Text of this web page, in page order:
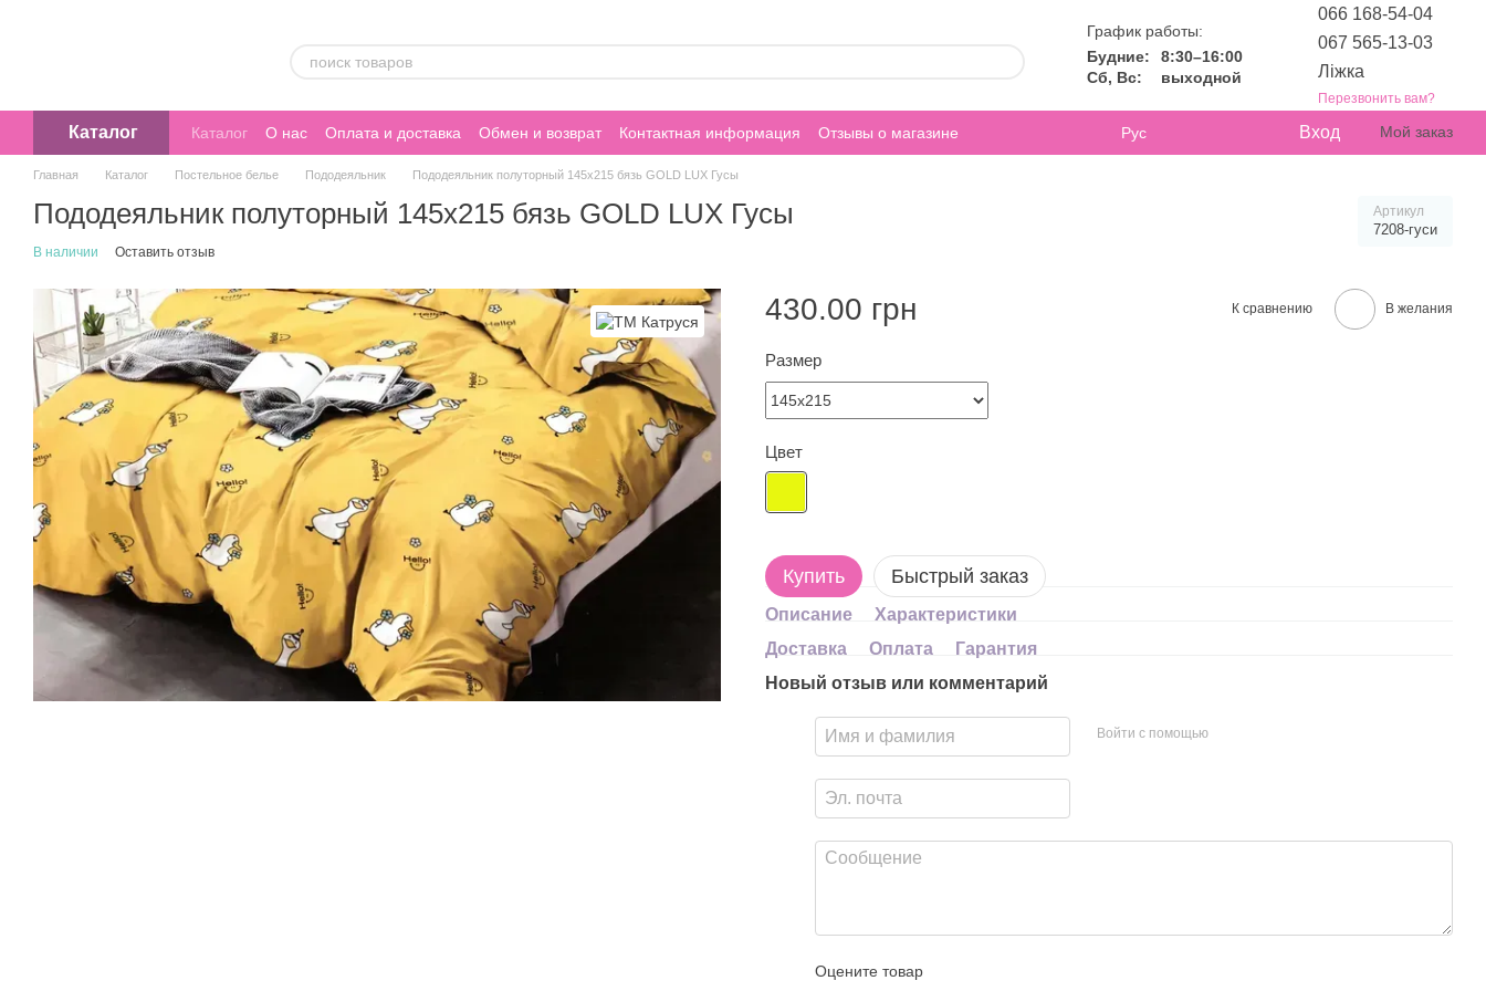
График работы:
Будние:
8:30–16:00
Сб, Вс:
выходной
066 168-54-04
067 565-13-03
Ліжка
Перезвонить вам?
Каталог Каталог О нас Оплата и доставка Обмен и возврат Контактная информация Отзывы о магазине Рус Вход Мой заказ
Главная Каталог Постельное белье Пододеяльник Пододеяльник полуторный 145х215 бязь GOLD LUX Гусы
Пододеяльник полуторный 145х215 бязь GOLD LUX Гусы Артикул
7208-гуси
В наличии Оставить отзыв
430.00 грн К сравнению В желания
Размер
Цвет
Купить Быстрый заказ
Описание
Характеристики
Доставка
Оплата
Гарантия
Новый отзыв или комментарий
Войти с помощью
Оцените товар